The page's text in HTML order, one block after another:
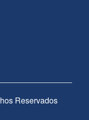
Reservados